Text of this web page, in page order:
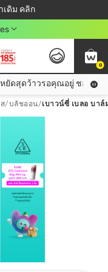
เดิม คลิก
ก ๆ 10%! 🎉
499฿
งไง?
0
ปคุ้มกว่าเดิม คลิก! ดสุดว้าวรอคุณอยู่ ชอปคุ้มก
/บลัชออน/เบาวน์ซี่ เบลอ บา